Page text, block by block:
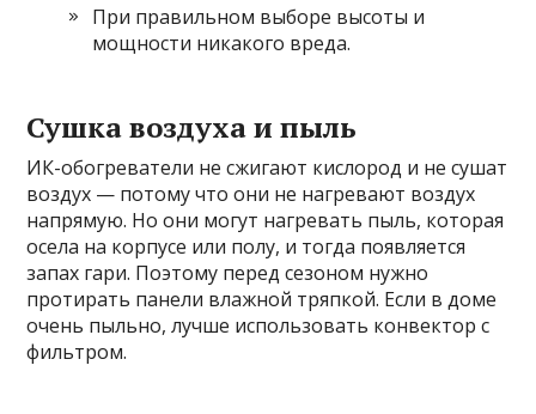
При правильном выборе высоты и
мощности никакого вреда.
Сушка воздуха и пыль
ИК-обогреватели не сжигают кислород и не сушат
воздух — потому что они не нагревают воздух
напрямую. Но они могут нагревать пыль, которая
осела на корпусе или полу, и тогда появляется
запах гари. Поэтому перед сезоном нужно
протирать панели влажной тряпкой. Если в доме
очень пыльно, лучше использовать конвектор с
фильтром.